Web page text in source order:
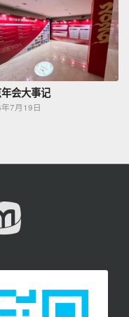
会大事记
7月19日